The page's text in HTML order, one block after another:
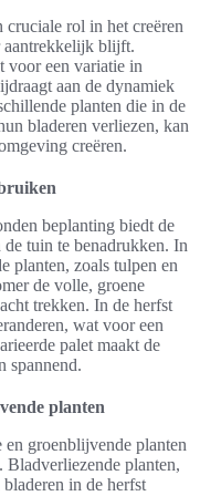
cruciale rol in het creëren
aantrekkelijk blijft.
voor een variatie in
aan de dynamiek
planten die in de
bladeren verliezen, kan
creëren.
beplanting biedt de
tuin te benadrukken. In
planten, zoals tulpen en
de volle, groene
trekken. In de herfst
wat voor een
palet maakt de
spannend.
planten
groenblijvende planten
Bladverliezende planten,
in de herfst